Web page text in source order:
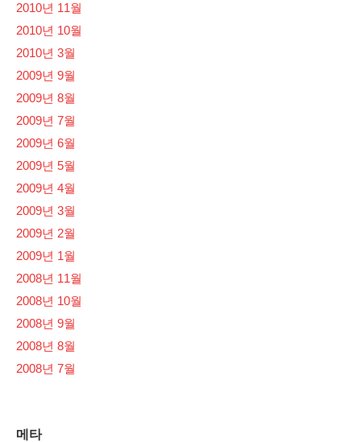
2010년 11월
2010년 10월
2010년 3월
2009년 9월
2009년 8월
2009년 7월
2009년 6월
2009년 5월
2009년 4월
2009년 3월
2009년 2월
2009년 1월
2008년 11월
2008년 10월
2008년 9월
2008년 8월
2008년 7월
메타